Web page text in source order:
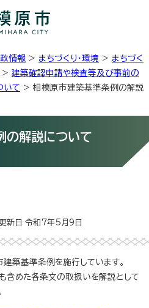
情報 > まちづくり・環境 > まちづく
> 建築確認申請や検査等及び事前の
いて > 相模原市建築基準条例の解説
の解説について
新日 令和7年5月9日
築基準条例を施行しています。
含めた各条文の取扱いを解説として